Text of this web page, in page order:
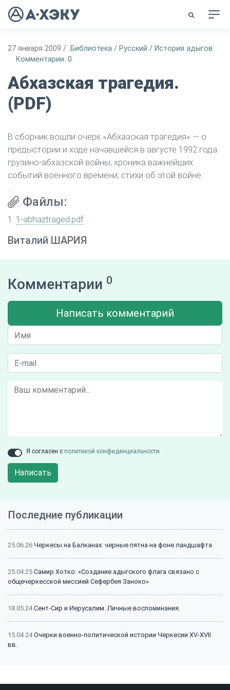
27 января 2009 / Библиотека / Русский / История адыгов
Комментарии: 0
Абхазская трагедия.
(PDF)
В сборник вошли очерк «Абхазская трагедия» — о
предыстории и ходе начавшейся в августе 1992 года
грузино-абхазской войны; хроника важнейших
событий военного времени; стихи об этой войне.
...
Файлы:
1. 1-abhaztraged.pdf
Виталий ШАРИЯ
Комментарии 0
Написать комментарий
Я согласен с политикой конфиденциальности
Написать
Последние публикации
25.06.26 Черкесы на Балканах: черные пятна на фоне ландшафта
25.04.25 Самир Хотко: «Создание адыгского флага связано с
общечеркесской миссией Сефербея Заноко»
18.05.24Сент-Сир и Иерусалим. Личные воспоминания.
15.04.24Очерки военно-политической истории Черкесии XV-XVII
вв.